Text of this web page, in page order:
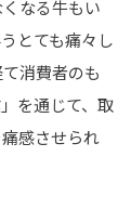
なる牛もい
とても痛々し
消費者のも
を通じて、取
感させられ